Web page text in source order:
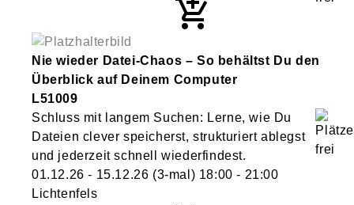
Nie wieder Datei-Chaos – So behältst Du den
Überblick auf Deinem Computer
L51009
Schluss mit langem Suchen: Lerne, wie Du
Dateien clever speicherst, strukturiert ablegst
und jederzeit schnell wiederfindest.
01.12.26 - 15.12.26 (3-mal) 18:00 - 21:00
Lichtenfels